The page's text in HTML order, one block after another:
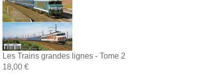
Les Trains grandes lignes - Tome 2
18,00 €